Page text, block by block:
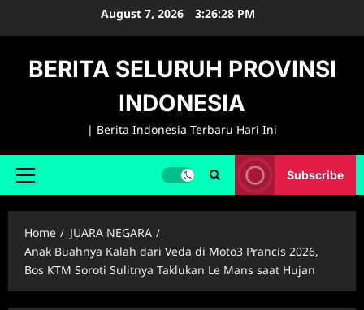
August 7, 2026 3:26:29 PM
BERITA SELURUH PROVINSI
INDONESIA
| Berita Indonesia Terbaru Hari Ini
Primary
Subscribe
Home
JUARA NEGARA
Anak Buahnya Kalah dari Veda di Moto3 Prancis 2026,
Bos KTM Soroti Sulitnya Taklukan Le Mans saat Hujan